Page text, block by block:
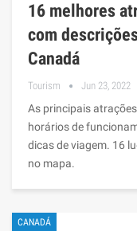
16 melhores
com
Canadá
Tourism Jun 23, 2022
As principais
horários de
dicas de viagem. 16
no mapa.
CANADÁ